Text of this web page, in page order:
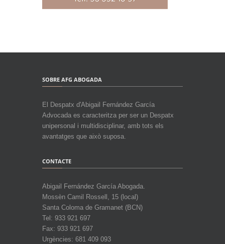
SOBRE AFG ABOGADA
El Despatx d'Abigail Fernández García
Advocada es caracteritza per ser un Despatx
unipersonal i multidisciplinar, amb tots els
avantatges que això suposa.
CONTACTE
Abigail Fernández García Abogada.
Mossèn Camil Rossell, 15 (local)
Santa Coloma de Gramanet (BCN)
Tel: 933 921 697
Fax: 933 921 697
Urgències: 681 409 093